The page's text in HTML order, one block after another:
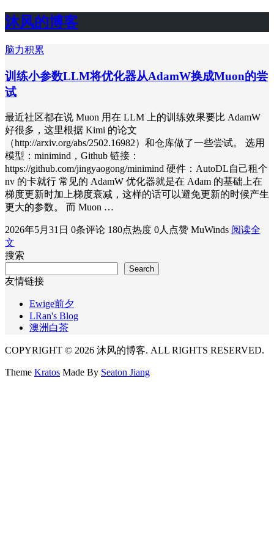
沐风的博客
脑力积累
训练小参数LLM将优化器从AdamW换成Muon的尝
试
最近社区都在说 Muon 用在 LLM 上的训练效果要比 AdamW
好很多，这里根据 Kimi 的论文
（http://arxiv.org/abs/2502.16982）和仓库做了一些尝试。 选用
模型：minimind，Github 链接：
https://github.com/jingyaogong/minimind 硬件：AutoDL自己租个
nv 的卡就行 常见的 AdamW 优化器就是在 Adam 的基础上在
梯度更新时加上梯度衰减，这样的话可以避免更新的时候产生
更大的参数。 而 Muon …
2026年5月31日 0条评论 180点热度 0人点赞 MuWinds 阅读全
文
搜索
Search
友情链接
Ewige前夕
LRan's Blog
澳洲白茶
COPYRIGHT © 2026 沐风的博客. ALL RIGHTS RESERVED.
Theme Kratos Made By Seaton Jiang